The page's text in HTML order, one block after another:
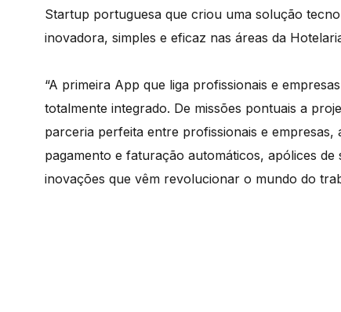
Startup portuguesa que criou uma solução
inovadora, simples e eficaz nas áreas da
“A primeira App que liga profissionais e
totalmente integrado. De missões pontuais a
parceria perfeita entre profissionais e
pagamento e faturação automáticos, apólices
inovações que vêm revolucionar o mundo do